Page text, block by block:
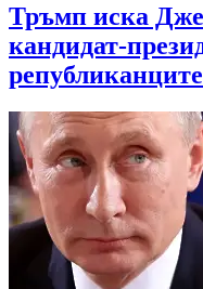
Тръмп иска
кандидат-
републиканците